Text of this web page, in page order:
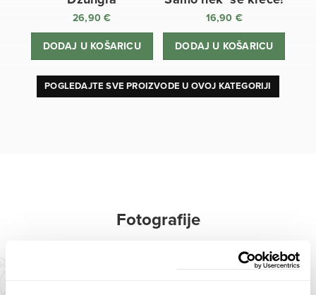
26,90€
DODAJ U KOŠARICU
16,90 €
DODAJ U KOŠARICU
POGLEDAJTE SVE PROIZVODE U OVOJ KATEGORIJI
Fotografije